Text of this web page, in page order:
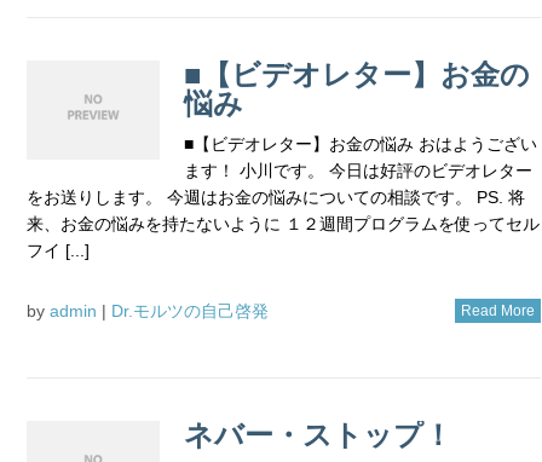
■【ビデオレター】お金の
悩み
■【ビデオレター】お金の悩み おはようござい
ます！ 小川です。 今日は好評のビデオレター
をお送りします。 今週はお金の悩みについての相談です。 PS. 将
来、お金の悩みを持たないように １２週間プログラムを使ってセル
フイ [...]
by admin | Dr.モルツの自己啓発 Read More
ネバー・ストップ！